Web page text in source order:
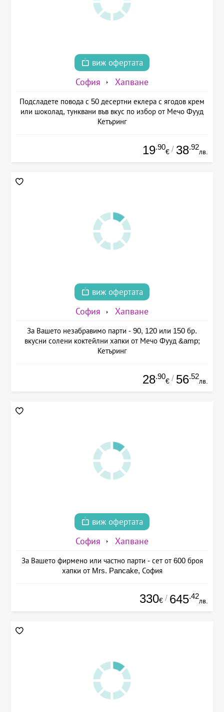
виж офертата
София Хапване
Подсладете повода с 50 десертни еклера с ягодов крем
или шоколад, тунквани във вкус по избор от Мечо Фууд
Кетъринг
19.90
€ / 38.92
лв.
виж офертата
София Хапване
За Вашето незабравимо парти - 90, 120 или 150 бр.
вкусни солени коктейлни хапки от Мечо Фууд &amp;
Кетъринг
28.90
€ / 56.52
лв.
виж офертата
София Хапване
За Вашето фирмено или частно парти - сет от 600 броя
хапки от Mrs. Pancake, София
330€ / 645.42
лв.